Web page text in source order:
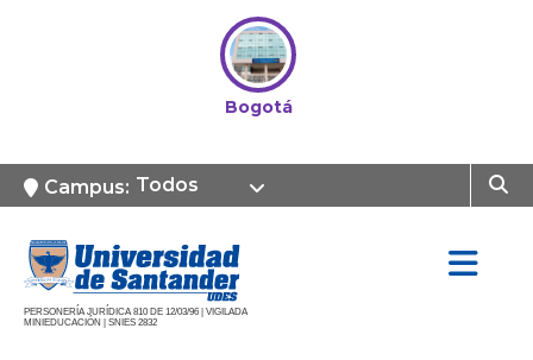
Bogotá
Campus: Todos
PERSONERÍA JURÍDICA 810 DE 12/03/96 | VIGILADA
MINIEDUCACIÓN | SNIES 2832